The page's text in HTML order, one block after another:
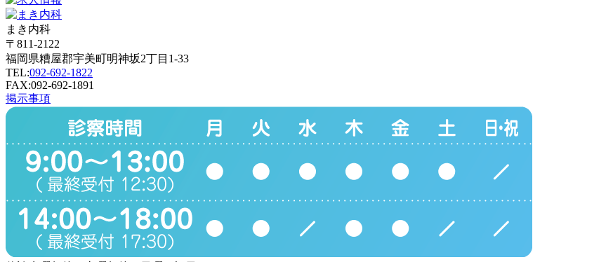
まき内科
〒811-2122
福岡県糟屋郡宇美町明神坂2丁目1-33
TEL:092-692-1822
FAX:092-692-1891
掲示事項